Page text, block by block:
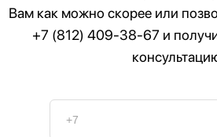
Вам как можно скорее или
+7 (812) 409-38-67 и